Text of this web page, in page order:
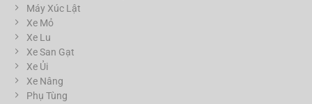
Máy Xúc Lật
Xe Mỏ
Xe Lu
Xe San Gạt
Xe Ủi
Xe Nâng
Phụ Tùng